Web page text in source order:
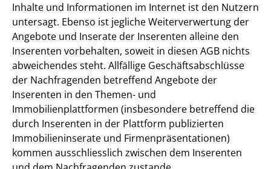
Inhalte und Informationen im Internet ist den Nutzern
untersagt. Ebenso ist jegliche Weiterverwertung der
Angebote und Inserate der Inserenten alleine den
Inserenten vorbehalten, soweit in diesen AGB nichts
abweichendes steht. Allfällige Geschäftsabschlüsse
der Nachfragenden betreffend Angebote der
Inserenten in den Themen- und
Immobilienplattformen (insbesondere betreffend die
durch Inserenten in der Plattform publizierten
Immobilieninserate und Firmenpräsentationen)
kommen ausschliesslich zwischen dem Inserenten